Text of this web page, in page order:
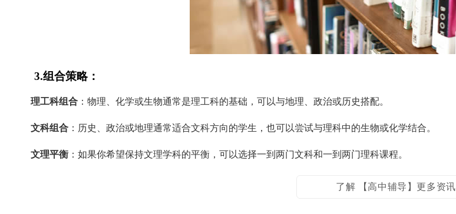
3.组合策略：
理工科组合 ：物理、化学或生物通常是理工科的基础，可以与地理、政治或历史搭配。
文科组合 ：历史、政治或地理通常适合文科方向的学生，也可以尝试与理科中的生物或化学结合。
文理平衡 ：如果你希望保持文理学科的平衡，可以选择一到两门文科和一到两门理科课程。
了解 【高中辅导】更多资讯